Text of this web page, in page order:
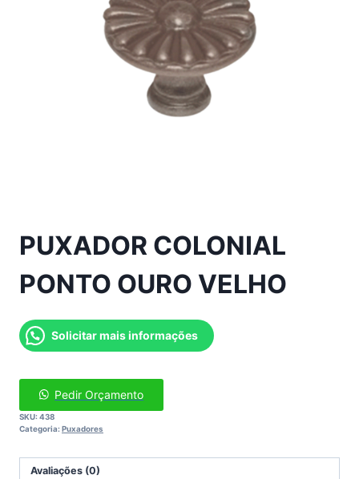
PUXADOR COLONIAL
PONTO OURO VELHO
Solicitar mais informações
Pedir Orçamento
SKU:438
Categoria:Puxadores
Avaliações (0)